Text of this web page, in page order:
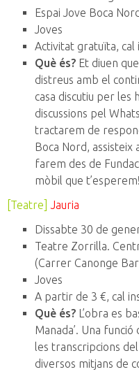
Espai Jove Boca Nord
Joves
Activitat gratuïta, cal
Què és? Et diuen
distreus amb el
casa discutiu per les
discussions pel
tractarem de
Boca Nord,
farem des de
mòbil que t’esperem!
[Teatre]
Jauria
Dissabte 30 de
Teatre Zorrilla.
(Carrer Canonge
Joves
A partir de 3 €, cal
Què és? L’obra es
Manada’. Una
les transcripcions
diversos mitjans de